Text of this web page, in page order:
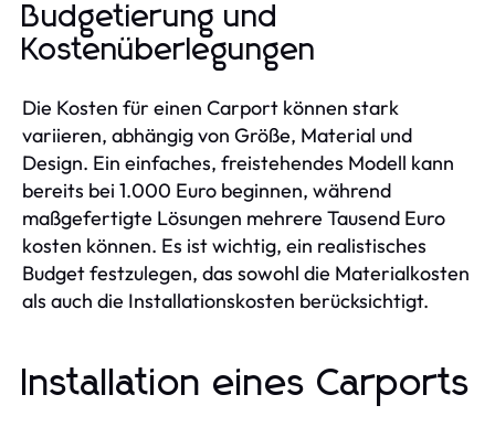
Budgetierung und
Kostenüberlegungen
Die Kosten für einen Carport können stark
variieren, abhängig von Größe, Material und
Design. Ein einfaches, freistehendes Modell kann
bereits bei 1.000 Euro beginnen, während
maßgefertigte Lösungen mehrere Tausend Euro
kosten können. Es ist wichtig, ein realistisches
Budget festzulegen, das sowohl die Materialkosten
als auch die Installationskosten berücksichtigt.
Installation eines Carports